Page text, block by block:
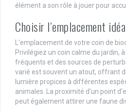
élément a son rôle à jouer pour
Choisir l’emplacement
L’emplacement de votre coin de
Privilégiez un coin calme du jardin,
fréquents et des sources de
varié est souvent un atout, offrant
lumière propices à différentes
animales. La proximité d’un point
peut également attirer une faune